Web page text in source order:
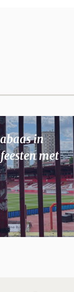
in
met